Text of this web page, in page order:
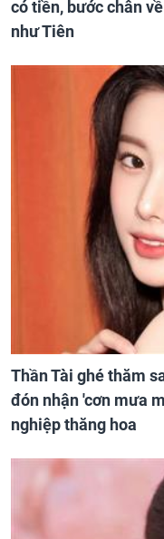
có tiền, bước chân
như Tiên
Thần Tài ghé thăm
đón nhận 'cơn mưa
nghiệp thăng hoa